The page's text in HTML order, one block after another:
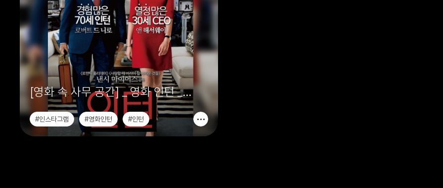
[영화 속 사무 공간] _ 영화 인턴 _
인더스트리얼 디자인
#인스타그램 #영화인턴
#인턴
#영화속사무공간